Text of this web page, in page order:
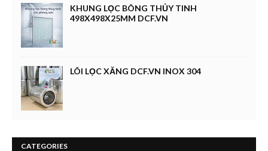
KHUNG LỌC BÔNG THỦY TINH
498X498X25MM DCF.VN
LÕI LỌC XĂNG DCF.VN INOX 304
CATEGORIES